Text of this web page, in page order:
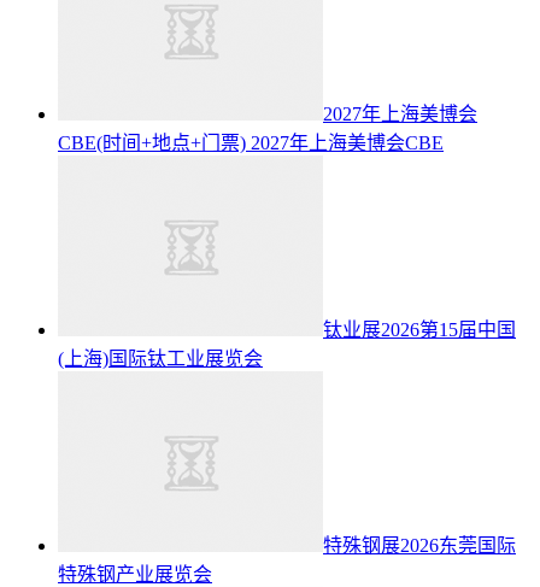
2027年上海美博会
CBE(时间+地点+门票) 2027年上海美博会CBE
钛业展2026第15届中国
(上海)国际钛工业展览会
特殊钢展2026东莞国际
特殊钢产业展览会